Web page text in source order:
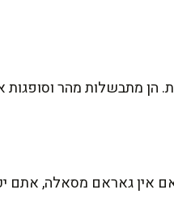
הן מתבשלות מהר וסופגות
אין גאראם מסאלה, אתם